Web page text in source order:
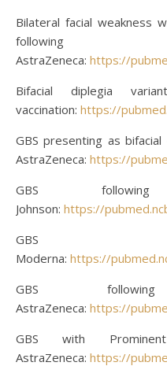
Bilateral facial weakness
following
AstraZeneca: https://
Bifacial diplegia
vaccination: https://
GBS presenting as
AstraZeneca: https://
GBS
Johnson: https://
GBS
Moderna: https://
GBS
AstraZeneca: https://
GBS with
AstraZeneca: https://